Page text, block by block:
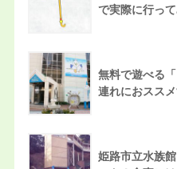
で実際に行っ
無料で遊べる
連れにおススメ
姫路市立水族